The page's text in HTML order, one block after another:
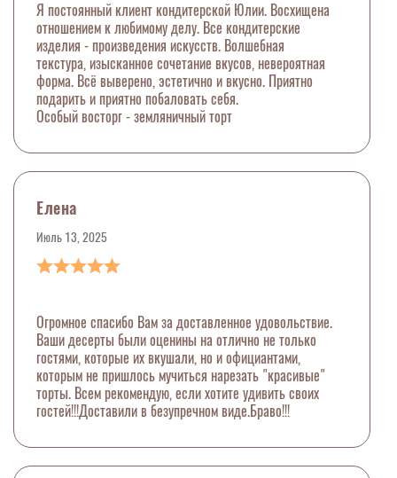
Я постоянный клиент кондитерской Юлии. Восхищена
отношением к любимому делу. Все кондитерские
изделия - произведения искусств. Волшебная
текстура, изысканное сочетание вкусов, невероятная
форма. Всё выверено, эстетично и вкусно. Приятно
подарить и приятно побаловать себя.
Особый восторг - земляничный торт
Елена
Июль 13, 2025
Огромное спасибо Вам за доставленное удовольствие.
Ваши десерты были оценины на отлично не только
гостями, которые их вкушали, но и официантами,
которым не пришлось мучиться нарезать "красивые"
торты. Всем рекомендую, если хотите удивить своих
гостей!!!Доставили в безупречном виде.Браво!!!